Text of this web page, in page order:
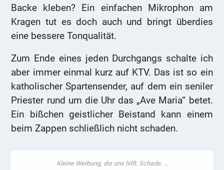
Backe kleben? Ein einfachen Mikrophon am
Kragen tut es doch auch und bringt überdies
eine bessere Tonqualität.
Zum Ende eines jeden Durchgangs schalte ich
aber immer einmal kurz auf KTV. Das ist so ein
katholischer Spartensender, auf dem ein seniler
Priester rund um die Uhr das „Ave Maria“ betet.
Ein bißchen geistlicher Beistand kann einem
beim Zappen schließlich nicht schaden.